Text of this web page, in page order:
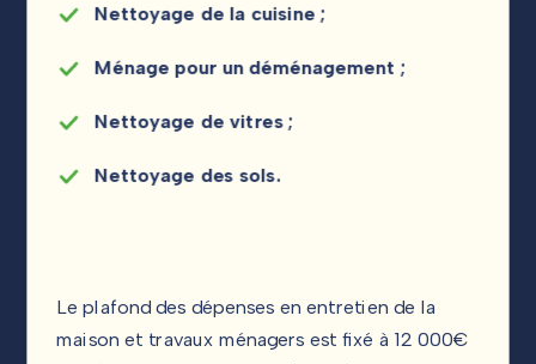
Nettoyage de la cuisine ;
Ménage pour un déménagement ;
Nettoyage de vitres ;
Nettoyage des sols.
Le plafond des dépenses en entretien de la
maison et travaux ménagers est fixé à 12 000€